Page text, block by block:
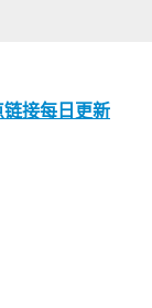
链接每日更新